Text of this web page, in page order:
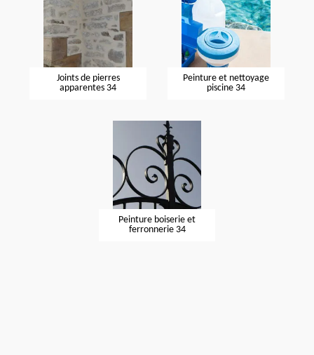
Joints de pierres
apparentes 34
Peinture et nettoyage
piscine 34
Peinture boiserie et
ferronnerie 34